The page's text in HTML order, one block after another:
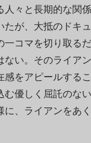
人々と長期的な関
たが、大抵のドキ
一コマを切り取る
ない。そのライア
感をアピールする
む優しく屈託のな
に、ライアンをあ